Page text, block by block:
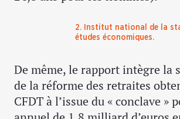
2. Institut national de la
études économiques.
De même, le rapport intègre la
de la réforme des retraites
CFDT à l’issue du « conclave »